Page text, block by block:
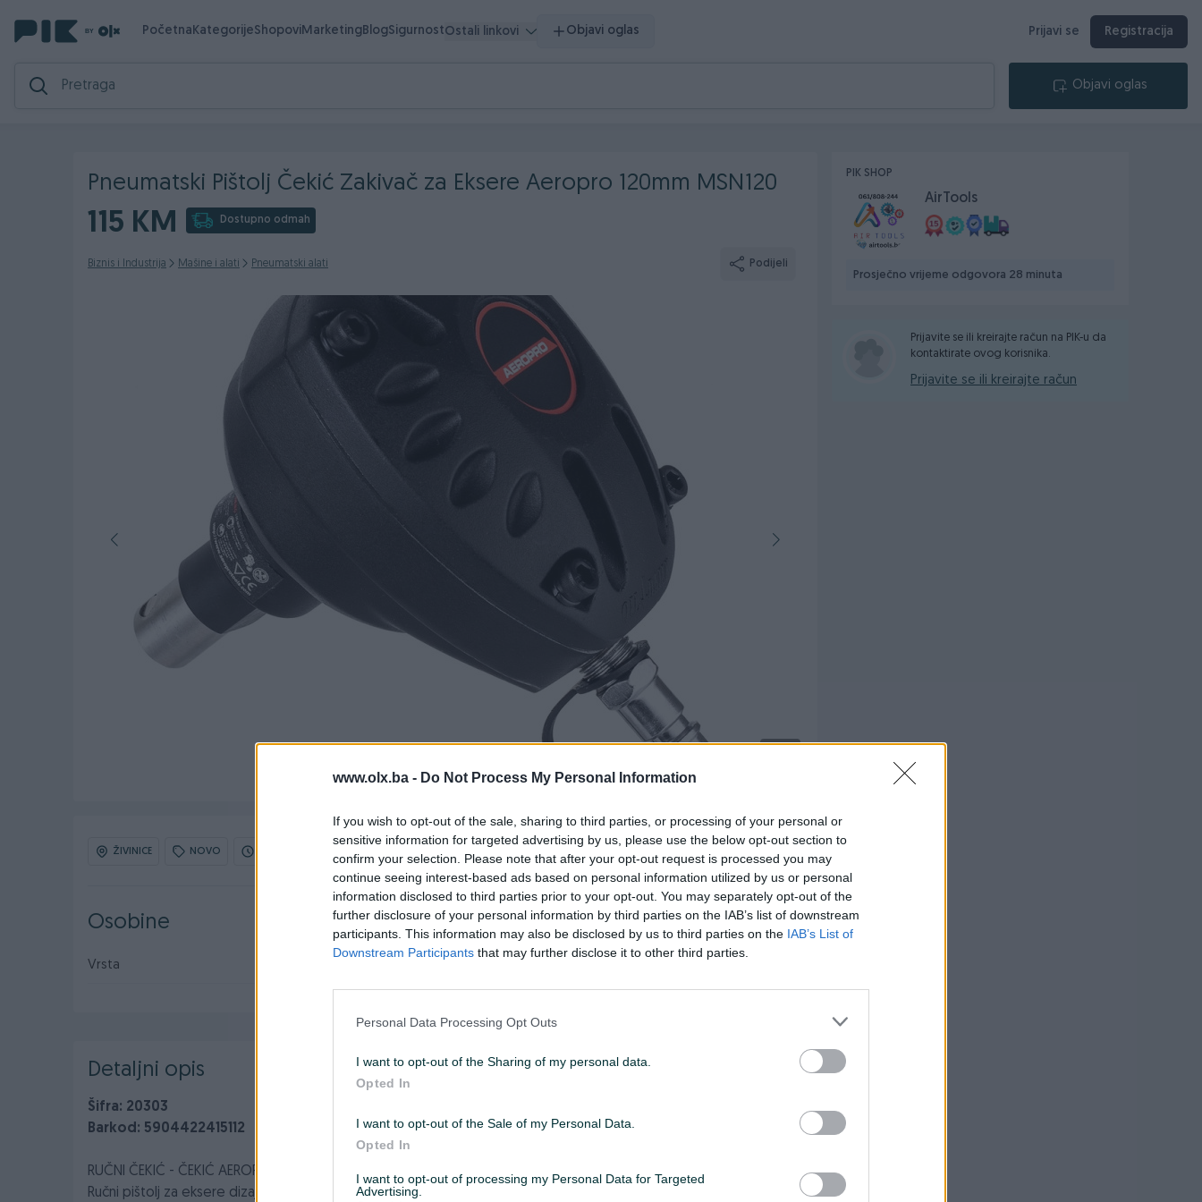
www.olx.ba - Do Not Process My Personal Information
If you wish to opt-out of the sale, sharing to third parties, or processing of your personal or
sensitive information for targeted advertising by us, please use the below opt-out section to
confirm your selection. Please note that after your opt-out request is processed you may
continue seeing interest-based ads based on personal information utilized by us or personal
information disclosed to third parties prior to your opt-out. You may separately opt-out of the
further disclosure of your personal information by third parties on the IAB’s list of downstream
participants. This information may also be disclosed by us to third parties on the IAB’s List of
Downstream Participants that may further disclose it to other third parties.
Personal Data Processing Opt Outs
I want to opt-out of the Sharing of my personal data.
Opted In
I want to opt-out of the Sale of my Personal Data.
Opted In
I want to opt-out of processing my Personal Data for Targeted
Advertising.
PočetnaKategorijeShopoviMarketingBlogSigurnostOstali linkovi Objavi oglas Prijavi se Registracija
Objavi oglas
Pneumatski Pištolj Čekić Zakivač za Eksere Aeropro 120mm MSN120
115 KM Dostupno odmah
Biznis i Industrija Mašine i alati Pneumatski alati Podijeli
ŽIVINICE NOVO
Osobine
Vrsta
Detaljni opis
Šifra: 20303
Barkod: 5904422415112
RUČNI ČEKIĆ - ČEKIĆ AEROPRO MSN120
Ručni pištolj za eksere dizajniran za upotrebu sa ekserima dužine od 4 do 12 cm
PIK SHOP
AirTools
Prosječno vrijeme odgovora 28 minuta
Prijavite se ili kreirajte račun na PIK-u da
kontaktirate ovog korisnika.
Prijavite se ili kreirajte račun